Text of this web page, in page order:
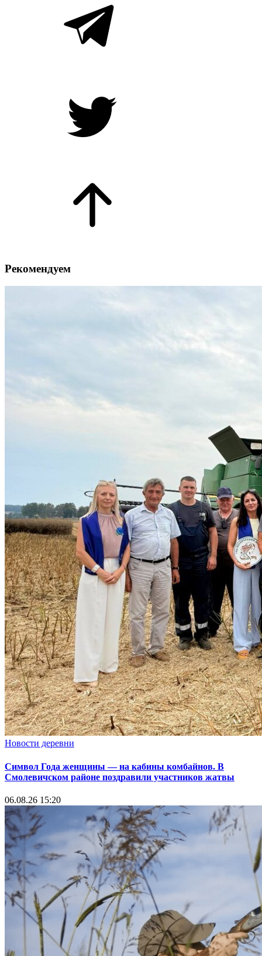
Рекомендуем
Новости деревни
Символ Года женщины — на кабины комбайнов. В
Смолевичском районе поздравили участников жатвы
06.08.26 15:20